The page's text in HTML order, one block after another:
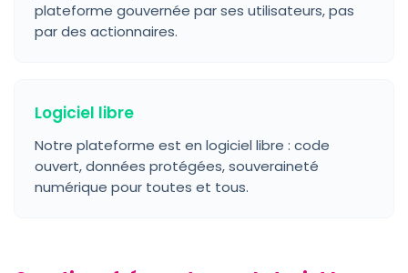
plateforme gouvernée par ses utilisateurs, pas
par des actionnaires.
Logiciel libre
Notre plateforme est en logiciel libre : code
ouvert, données protégées, souveraineté
numérique pour toutes et tous.